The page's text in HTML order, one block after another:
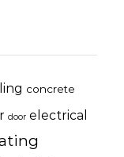
concrete
door electrical